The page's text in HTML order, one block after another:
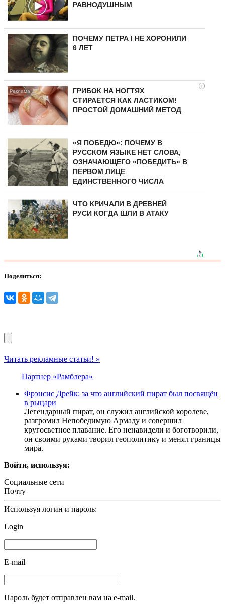
РАВНОДУШНЫМ
ПОЧЕМУ ПЕТРА I НЕ ХОРОНИЛИ
6 ЛЕТ
i
ГРИБОК НА НОГТЯХ
СТИРАЕТСЯ КАК ЛАСТИКОМ!
ПРОСТОЙ ДОМАШНИЙ МЕТОД
«Я ПОБЕДЮ»: ПОЧЕМУ В
РУССКОМ ЯЗЫКЕ НЕТ СЛОВА,
ОЗНАЧАЮЩЕГО «ПОБЕДИТЬ» В
ПЕРВОМ ЛИЦЕ
ЕДИНСТВЕННОГО ЧИСЛА
ЧТО КРИЧАЛИ В ДРЕВНЕЙ
РУСИ КОГДА ШЛИ В АТАКУ
Поделиться:
Читать рекламные статьи! »
Партнер «Рамблера»
Фрэнсис Дрейк: за что английский пират был посвящён
в рыцари
Легендарный пират, он служил английской королеве,
разгромил Непобедимую Армаду и совершил
кругосветное плавание. Его ненавидели и боготворили,
он своими руками творил геополитику и менял границы
мира.
Войти, используя:
Социальные сети
Почту
Используя логин и пароль:
Login
E-mail
Пароль будет отправлен вам на e-mail.